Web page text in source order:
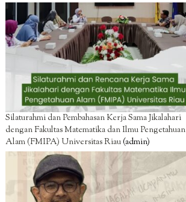
Silaturahmi dan Pembahasan Kerja Sama Jikalahari
dengan Fakultas Matematika dan Ilmu Pengetahuan
Alam (FMIPA) Universitas Riau(admin)